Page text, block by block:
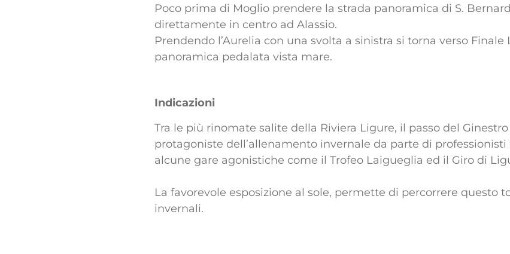
Poco prima di Moglio prendere la strada panoramica di S.
direttamente in centro ad Alassio.
Prendendo l’Aurelia con una svolta a sinistra si torna verso Finale
panoramica pedalata vista mare.
Indicazioni
Tra le più rinomate salite della Riviera Ligure, il passo del
protagoniste dell’allenamento invernale da parte di
alcune gare agonistiche come il Trofeo Laigueglia ed il Giro di
La favorevole esposizione al sole, permette di percorrere questo
invernali.